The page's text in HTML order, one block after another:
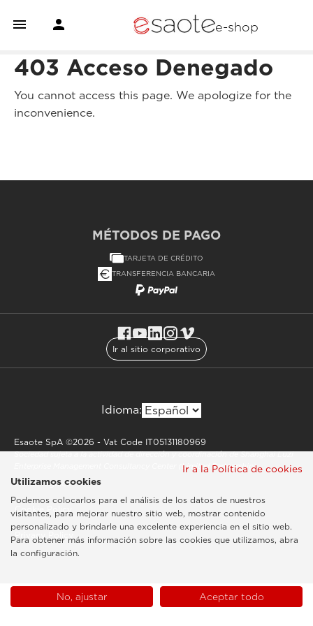
  e-shop
403 Acceso Denegado
You cannot access this page. We apologize for the
inconvenience.
MÉTODOS DE PAGO
TARJETA DE CRÉDITO
TRANSFERENCIA BANCARIA
Ir al sitio corporativo
Idioma:
Esaote SpA ©2026 - Vat Code IT05131180969
Sociedad sujeta a la actividad de dirección y coordinación de Shanghai Luzi
Enterprise Management Consultancy Center (Limited Partnership)
Notas legales
Cookie Policy
Privacy Policy
Ir a la Política de cookies
Utilizamos cookies
Podemos colocarlos para el análisis de los datos de nuestros
visitantes, para mejorar nuestro sitio web, mostrar contenido
personalizado y brindarle una excelente experiencia en el sitio web.
Para obtener más información sobre las cookies que utilizamos, abra
la configuración.
No, ajustar Aceptar todo